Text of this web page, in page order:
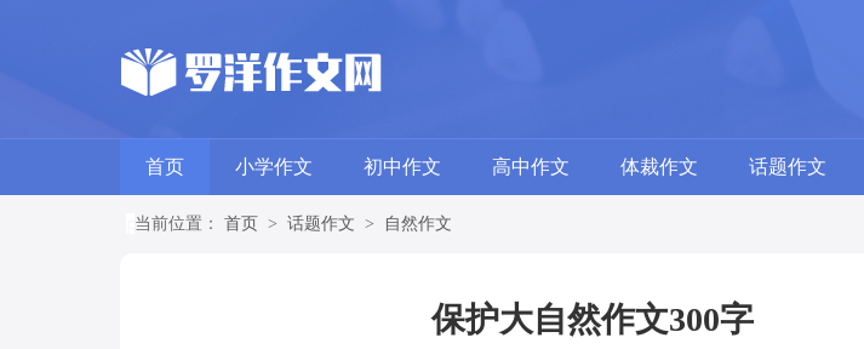
首页 小学作文 初中作文 高中作文 体裁作文 话题作文
当前位置： 首页 > 话题作文 > 自然作文
保护大自然作文300字